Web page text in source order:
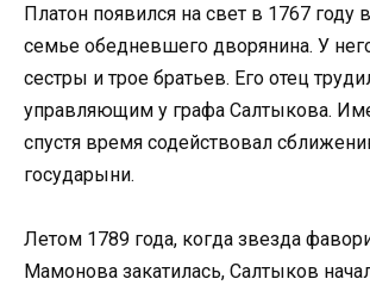
Платон появился на свет в 1767 году
семье обедневшего дворянина. У
сестры и трое братьев. Его отец
управляющим у графа Салтыкова.
спустя время содействовал
государыни.
Летом 1789 года, когда звезда
Мамонова закатилась, Салтыков